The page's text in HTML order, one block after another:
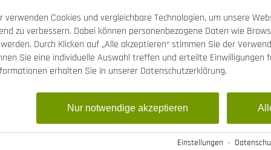
UNESCO-Welterbe "Römische Denkmale, Dom St. Peter und
Nigra, Kaiserthermen, Römerbrücke, Amphitheater,
Romanum und die bis heute reichende
Welterbe erklärt. Dieses Jubiläumsjahr feiert die Stadt mit
dieses Jahr erneut mit Leben gefüllt. Sei es an den
Landesmuseum Trier widmet sich dieses Jahr den berühmten
im Jubilä­umsjahr acht aktuelle Info-Stationen in der
Dabei steht vor allem die einzigartige Bau- und
Igeler Säule, Römerbrücke und Basilika im Fokus.
verwenden Cookies und vergleichbare Technologien, um unsere
zu verbessern. Dabei können personenbezogene Daten wie
Durch Klicken auf „Alle akzeptieren“ stimmen Sie der
Sie eine individuelle Auswahl treffen und erteilte Einwilligungen
erhalten Sie in unserer Datenschutzerklärung.
Nur notwendige akzeptieren
Einstellungen ·